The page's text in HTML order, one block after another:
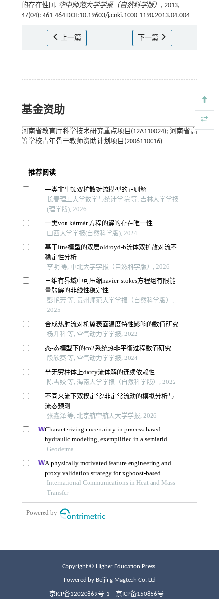
的存在性[J]. 华中师范大学学报（自然科学版） , 2013,
47(04): 461-464 DOI:10.19603/j.cnki.1000-1190.2013.04.004
上一篇 下一篇
基金资助
河南省教育厅科学技术研究重点项目(12A110024); 河南省高
等学校青年骨干教师资助计划项目(2006110016)
Copyright © Higher Education Press.
Powered by Beijing Magtech Co. Ltd
京ICP备12020869号-1 京ICP备150856号